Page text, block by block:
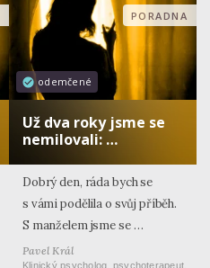
odemčené
PORADNA
Už dva roky jsme se
nemilovali: …
Dobrý den, ráda bych se
s vámi podělila o svůj příběh.
S manželem jsme se …
Pavel Král
Klinický psycholog, psychoterapeut,